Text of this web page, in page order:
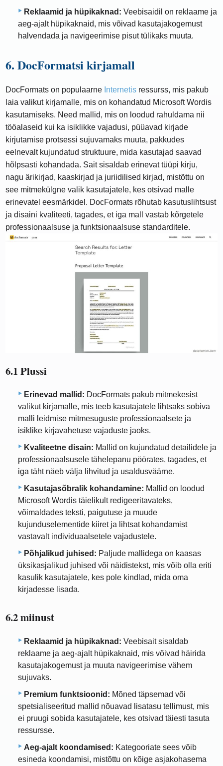
Reklaamid ja hüpikaknad: Veebisaidil on reklaame ja
aeg-ajalt hüpikaknaid, mis võivad kasutajakogemust
halvendada ja navigeerimise pisut tülikaks muuta.
6. DocFormatsi kirjamall
DocFormats on populaarne Internetis ressurss, mis pakub
laia valikut kirjamalle, mis on kohandatud Microsoft Wordis
kasutamiseks. Need mallid, mis on loodud rahuldama nii
tööalaseid kui ka isiklikke vajadusi, püüavad kirjade
kirjutamise protsessi sujuvamaks muuta, pakkudes
eelnevalt kujundatud struktuure, mida kasutajad saavad
hõlpsasti kohandada. Sait sisaldab erinevat tüüpi kirju,
nagu ärikirjad, kaaskirjad ja juriidilised kirjad, mistõttu on
see mitmekülgne valik kasutajatele, kes otsivad malle
erinevatel eesmärkidel. DocFormats rõhutab kasutuslihtsust
ja disaini kvaliteeti, tagades, et iga mall vastab kõrgetele
professionaalsuse ja funktsionaalsuse standarditele.
6.1 Plussi
Erinevad mallid: DocFormats pakub mitmekesist
valikut kirjamalle, mis teeb kasutajatele lihtsaks sobiva
malli leidmise mitmesuguste professionaalsete ja
isiklike kirjavahetuse vajaduste jaoks.
Kvaliteetne disain: Mallid on kujundatud detailidele ja
professionaalsusele tähelepanu pöörates, tagades, et
iga täht näeb välja lihvitud ja usaldusväärne.
Kasutajasõbralik kohandamine: Mallid on loodud
Microsoft Wordis täielikult redigeeritavateks,
võimaldades teksti, paigutuse ja muude
kujunduselementide kiiret ja lihtsat kohandamist
vastavalt individuaalsetele vajadustele.
Põhjalikud juhised: Paljude mallidega on kaasas
üksikasjalikud juhised või näidistekst, mis võib olla eriti
kasulik kasutajatele, kes pole kindlad, mida oma
kirjadesse lisada.
6.2 miinust
Reklaamid ja hüpikaknad: Veebisait sisaldab
reklaame ja aeg-ajalt hüpikaknaid, mis võivad häirida
kasutajakogemust ja muuta navigeerimise vähem
sujuvaks.
Premium funktsioonid: Mõned täpsemad või
spetsialiseeritud mallid nõuavad lisatasu tellimust, mis
ei pruugi sobida kasutajatele, kes otsivad täiesti tasuta
ressursse.
Aeg-ajalt koondamised: Kategooriate sees võib
esineda koondamisi, mistõttu on kõige asjakohasema